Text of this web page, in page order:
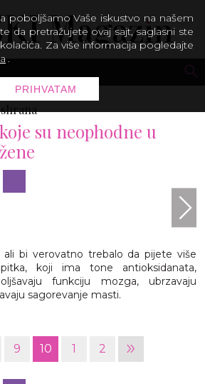
su neophodne u
ali bi verovatno trebalo da pijete više
koji ima tone antioksidanata,
funkciju mozga, ubrzavaju
sagorevanje masti.
9 10 1 2 »
poboljšamo Vaše iskustvo na našem
da pretražujete ovaj sajt, saglasni ste
Za više informacija pogledajte
.
PRIHVATAM